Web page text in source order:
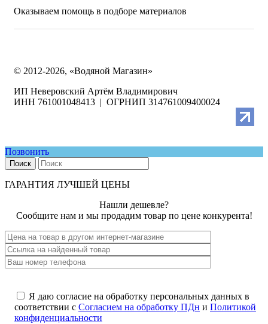
Оказываем помощь в подборе материалов
© 2012-2026, «Водяной Магазин»
ИП Неверовский Артём Владимирович
ИНН 761001048413 | ОГРНИП 314761009400024
Позвонить
Поиск
ГАРАНТИЯ ЛУЧШЕЙ ЦЕНЫ
Нашли дешевле?
Сообщите нам и мы продадим товар по цене конкурента!
Я даю согласие на обработку персональных данных в
соответствии с Согласием на обработку ПДн и Политикой
конфиденциальности